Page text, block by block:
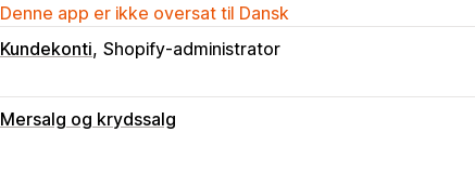
Denne app er ikke oversat til Dansk
Kundekonti Shopify-administrator
Mersalg og krydssalg